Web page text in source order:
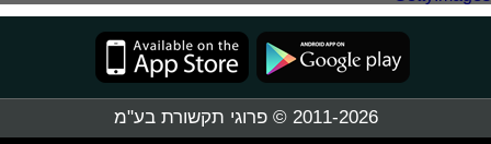
2011-2026 © פרוגי תקשורת בע"מ